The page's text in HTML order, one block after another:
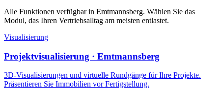
Alle Funktionen verfügbar in Emtmannsberg. Wählen Sie das
Modul, das Ihren Vertriebsalltag am meisten entlastet.
Visualisierung
Projektvisualisierung · Emtmannsberg
3D-Visualisierungen und virtuelle Rundgänge für Ihre Projekte.
Präsentieren Sie Immobilien vor Fertigstellung.